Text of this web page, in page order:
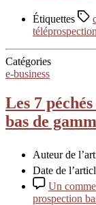
Étiquettes
téléprospection
Catégories
e-business
Les 7
bas de
Auteur de
Date de
Un
prospection